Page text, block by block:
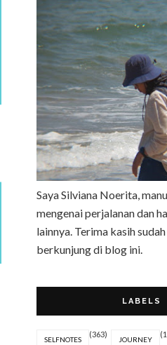
Saya Silviana Noerita,
mengenai perjalanan dan
lainnya. Terima kasih
berkunjung di blog ini.
LABELS
SELFNOTES
(363)
JOURNEY